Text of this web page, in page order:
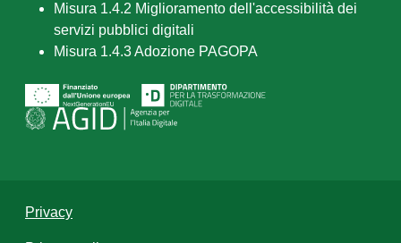
Misura 1.4.2 Miglioramento dell'accessibilità dei
servizi pubblici digitali
Misura 1.4.3 Adozione PAGOPA
Privacy